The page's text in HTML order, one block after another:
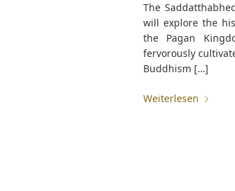
The
will explore the
the Pagan
fervorously
Buddhism […]
Weiterlesen